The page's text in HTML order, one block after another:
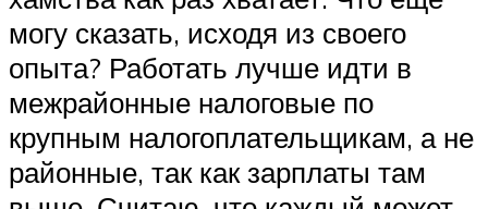
могу сказать, исходя из своего
опыта? Работать лучше идти в
межрайонные налоговые по
крупным налогоплательщикам, а не
районные, так как зарплаты там